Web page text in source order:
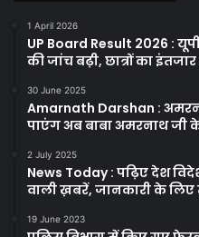
1 April 2026
UP Board Result 2026 :
की जांच बढ़ी, छात्रों का
30 June 2025
Amarnath Darshan :
पाएंग अब बाबा अमरनाथ जी
2 July 2025
News Today : पढ़िए देश
वाली ख़बरें, जानकारी के
19 June 2023